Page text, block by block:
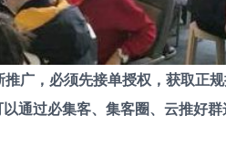
广，必须先接单授权，获取正规
通过必集客、集客圈、云推好群